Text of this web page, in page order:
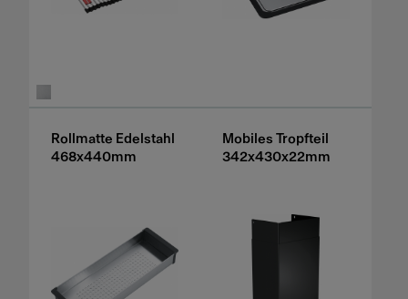
Rollmatte Edelstahl
468x440mm
Mobiles Tropfteil
342x430x22mm